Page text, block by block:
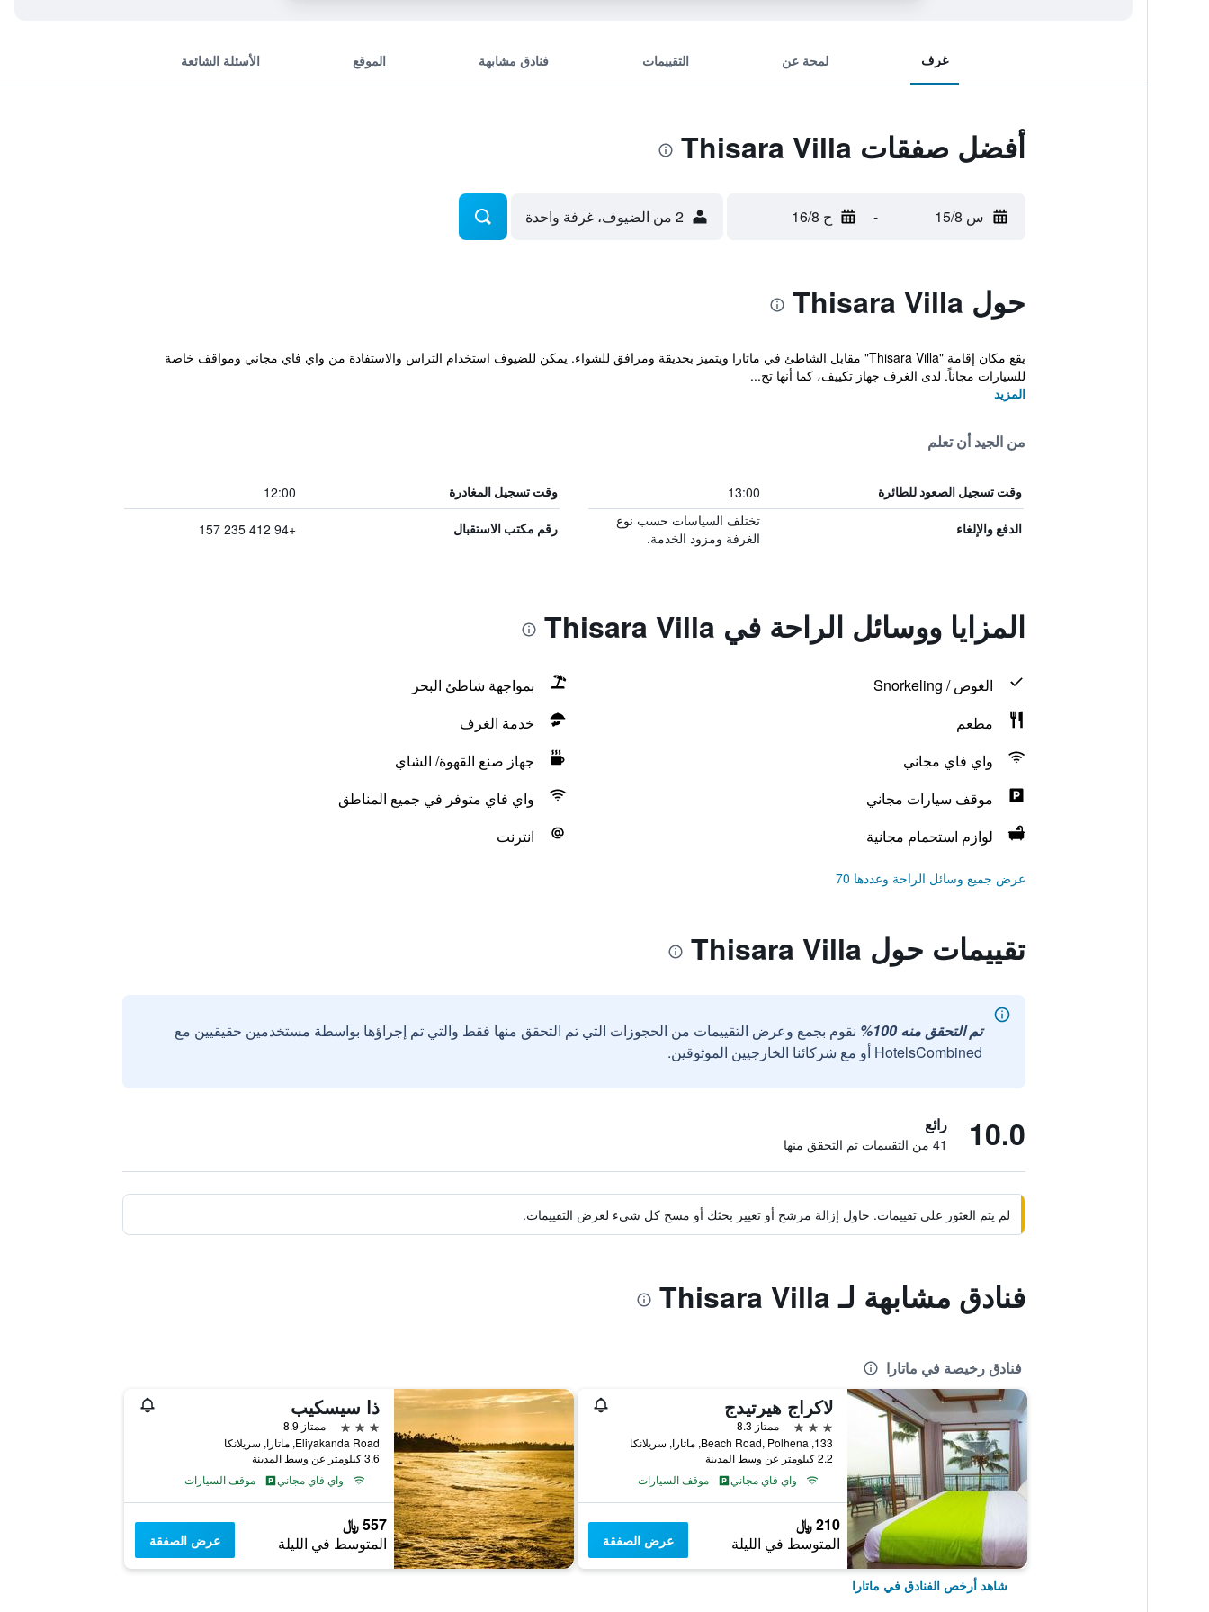
غرف لمحة عن التقييمات فنادق مشابهة الموقع الأسئلة الشائعة
أفضل صفقات Thisara Villa
س 15/8 - ح 16/8 2 من الضيوف، غرفة واحدة
حول Thisara Villa
يقع مكان إقامة "Thisara Villa" مقابل الشاطئ في ماتارا ويتميز بحديقة ومرافق للشواء. يمكن للضيوف استخدام التراس والاستفادة من واي فاي مجاني ومواقف خاصة
للسيارات مجاناً. لدى الغرف جهاز تكييف، كما أنها تح...
المزيد
من الجيد أن تعلم
وقت تسجيل الصعود للطائرة 13:00 وقت تسجيل المغادرة 12:00
الدفع والإلغاء
تختلف السياسات حسب نوع
الغرفة ومزود الخدمة.
رقم مكتب الاستقبال +94 412 235 157
المزايا ووسائل الراحة في Thisara Villa
الغوص / Snorkeling
بمواجهة شاطئ البحر
مطعم
خدمة الغرف
واي فاي مجاني
جهاز صنع القهوة/ الشاي
موقف سيارات مجاني
واي فاي متوفر في جميع المناطق
لوازم استحمام مجانية
انترنت
عرض جميع وسائل الراحة وعددها 70
تقييمات حول Thisara Villa
تم التحقق منه 100%
نقوم بجمع وعرض التقييمات من الحجوزات التي تم التحقق منها فقط والتي تم إجراؤها بواسطة مستخدمين حقيقيين مع
HotelsCombined أو مع شركائنا الخارجيين الموثوقين.
10.0 رائع
41 من التقييمات تم التحقق منها
لم يتم العثور على تقييمات. حاول إزالة مرشح أو تغيير بحثك أو مسح كل شيء لعرض التقييمات.
فنادق مشابهة لـ Thisara Villa
فنادق رخيصة في ماتارا
لاكراج هيرتيدج
3 نجوم
ممتاز 8.3
133, Beach Road, Polhena, ماتارا, سريلانكا
2.2 كيلومتر عن وسط المدينة
واي فاي مجاني
موقف السيارات
210 ﷼
المتوسط في الليلة عرض الصفقة
ذا سيسكيب
3 نجوم
ممتاز 8.9
Eliyakanda Road, ماتارا, سريلانكا
3.6 كيلومتر عن وسط المدينة
واي فاي مجاني
موقف السيارات
557 ﷼
المتوسط في الليلة عرض الصفقة
شاهد أرخص الفنادق في ماتارا